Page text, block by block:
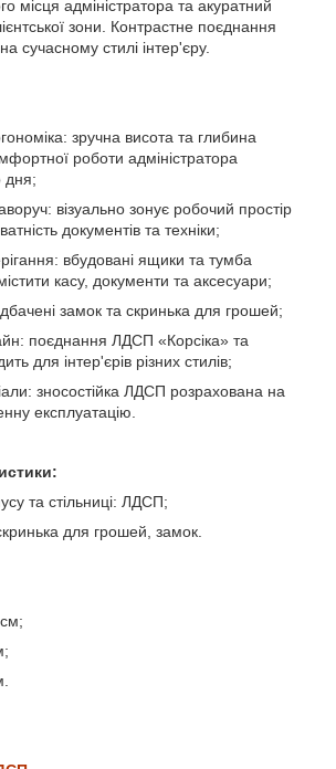
місця адміністратора та акуратний
зони. Контрастне поєднання
сучасному стилі інтер'єру.
зручна висота та глибина
роботи адміністратора
дня;
візуально зонує робочий простір
документів та техніки;
вбудовані ящики та тумба
касу, документи та аксесуари;
замок та скринька для грошей;
поєднання ЛДСП «Корсіка» та
для інтер'єрів різних стилів;
зносостійка ЛДСП розрахована на
експлуатацію.
та стільниці: ЛДСП;
для грошей, замок.